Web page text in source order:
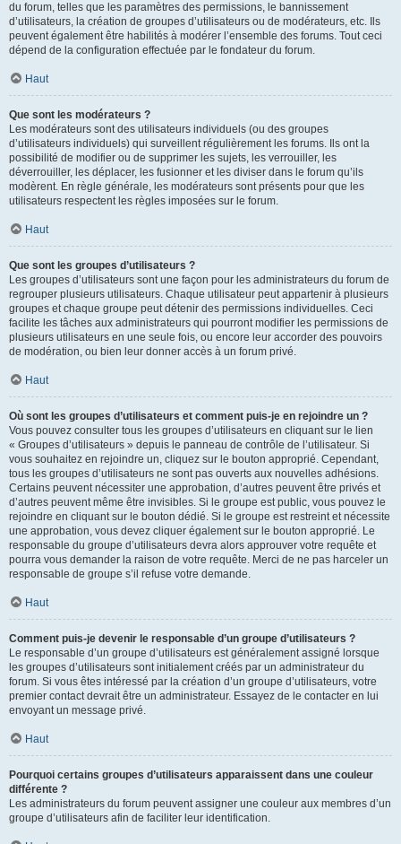
du forum, telles que les paramètres des permissions, le bannissement
d’utilisateurs, la création de groupes d’utilisateurs ou de modérateurs, etc. Ils
peuvent également être habilités à modérer l’ensemble des forums. Tout ceci
dépend de la configuration effectuée par le fondateur du forum.
Haut
Que sont les modérateurs ?
Les modérateurs sont des utilisateurs individuels (ou des groupes
d’utilisateurs individuels) qui surveillent régulièrement les forums. Ils ont la
possibilité de modifier ou de supprimer les sujets, les verrouiller, les
déverrouiller, les déplacer, les fusionner et les diviser dans le forum qu’ils
modèrent. En règle générale, les modérateurs sont présents pour que les
utilisateurs respectent les règles imposées sur le forum.
Haut
Que sont les groupes d’utilisateurs ?
Les groupes d’utilisateurs sont une façon pour les administrateurs du forum de
regrouper plusieurs utilisateurs. Chaque utilisateur peut appartenir à plusieurs
groupes et chaque groupe peut détenir des permissions individuelles. Ceci
facilite les tâches aux administrateurs qui pourront modifier les permissions de
plusieurs utilisateurs en une seule fois, ou encore leur accorder des pouvoirs
de modération, ou bien leur donner accès à un forum privé.
Haut
Où sont les groupes d’utilisateurs et comment puis-je en rejoindre un ?
Vous pouvez consulter tous les groupes d’utilisateurs en cliquant sur le lien
« Groupes d’utilisateurs » depuis le panneau de contrôle de l’utilisateur. Si
vous souhaitez en rejoindre un, cliquez sur le bouton approprié. Cependant,
tous les groupes d’utilisateurs ne sont pas ouverts aux nouvelles adhésions.
Certains peuvent nécessiter une approbation, d’autres peuvent être privés et
d’autres peuvent même être invisibles. Si le groupe est public, vous pouvez le
rejoindre en cliquant sur le bouton dédié. Si le groupe est restreint et nécessite
une approbation, vous devez cliquer également sur le bouton approprié. Le
responsable du groupe d’utilisateurs devra alors approuver votre requête et
pourra vous demander la raison de votre requête. Merci de ne pas harceler un
responsable de groupe s’il refuse votre demande.
Haut
Comment puis-je devenir le responsable d’un groupe d’utilisateurs ?
Le responsable d’un groupe d’utilisateurs est généralement assigné lorsque
les groupes d’utilisateurs sont initialement créés par un administrateur du
forum. Si vous êtes intéressé par la création d’un groupe d’utilisateurs, votre
premier contact devrait être un administrateur. Essayez de le contacter en lui
envoyant un message privé.
Haut
Pourquoi certains groupes d’utilisateurs apparaissent dans une couleur
différente ?
Les administrateurs du forum peuvent assigner une couleur aux membres d’un
groupe d’utilisateurs afin de faciliter leur identification.